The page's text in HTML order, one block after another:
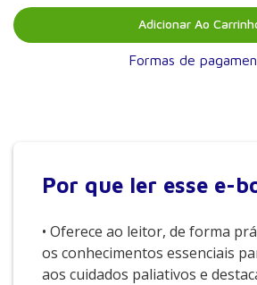
Adicionar Ao
Formas de
Por que ler esse e-
• Oferece ao leitor, de forma
os conhecimentos essenciais
aos cuidados paliativos e